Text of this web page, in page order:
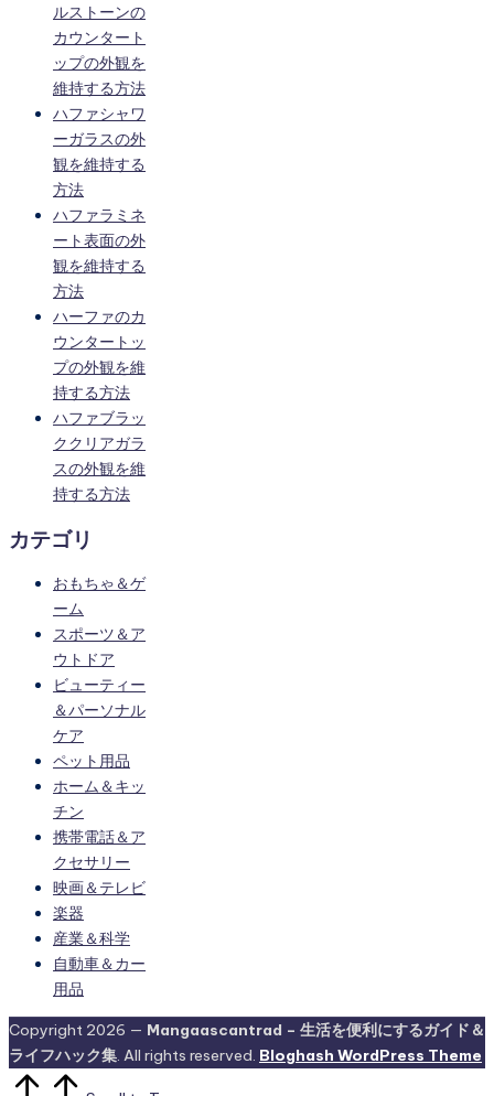
ルストーンの
カウンタート
ップの外観を
維持する方法
ハファシャワ
ーガラスの外
観を維持する
方法
ハファラミネ
ート表面の外
観を維持する
方法
ハーファのカ
ウンタートッ
プの外観を維
持する方法
ハファブラッ
ククリアガラ
スの外観を維
持する方法
カテゴリ
おもちゃ＆ゲ
ーム
スポーツ＆ア
ウトドア
ビューティー
＆パーソナル
ケア
ペット用品
ホーム＆キッ
チン
携帯電話＆ア
クセサリー
映画＆テレビ
楽器
産業＆科学
自動車＆カー
用品
Copyright 2026 — Mangaascantrad – 生活を便利にするガイド＆
ライフハック集. All rights reserved. Bloghash WordPress Theme